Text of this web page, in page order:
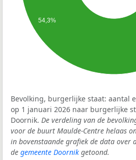
54,3%
Bevolking, burgerlijke staat: aantal
op 1 januari 2026 naar burgerlijke
Doornik. De verdeling van de
voor de buurt Maulde-Centre helaas
in bovenstaande grafiek de data over
de gemeente Doornik getoond.